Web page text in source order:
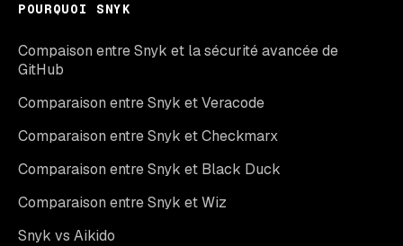
POURQUOI SNYK
Compaison entre Snyk et la sécurité avancée de
GitHub
Comparaison entre Snyk et Veracode
Comparaison entre Snyk et Checkmarx
Comparaison entre Snyk et Black Duck
Comparaison entre Snyk et Wiz
Snyk vs Aikido